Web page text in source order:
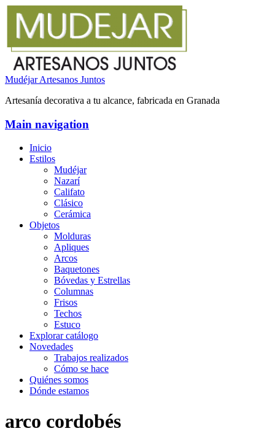
Mudéjar Artesanos Juntos
Artesanía decorativa a tu alcance, fabricada en Granada
Main navigation
Inicio
Estilos
Mudéjar
Nazarí
Califato
Clásico
Cerámica
Objetos
Molduras
Apliques
Arcos
Baquetones
Bóvedas y Estrellas
Columnas
Frisos
Techos
Estuco
Explorar catálogo
Novedades
Trabajos realizados
Cómo se hace
Quiénes somos
Dónde estamos
arco cordobés